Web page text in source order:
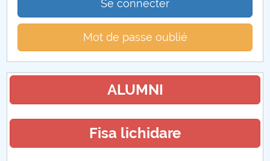
Se connecter
Mot de passe oublié
ALUMNI
Fisa lichidare